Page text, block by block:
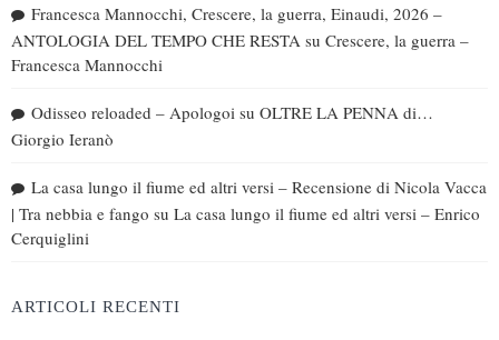
Francesca Mannocchi, Crescere, la guerra, Einaudi, 2026 –
ANTOLOGIA DEL TEMPO CHE RESTA su Crescere, la guerra –
Francesca Mannocchi
Odisseo reloaded – Apologoi su OLTRE LA PENNA di…
Giorgio Ieranò
La casa lungo il fiume ed altri versi – Recensione di Nicola Vacca
| Tra nebbia e fango su La casa lungo il fiume ed altri versi – Enrico
Cerquiglini
ARTICOLI RECENTI